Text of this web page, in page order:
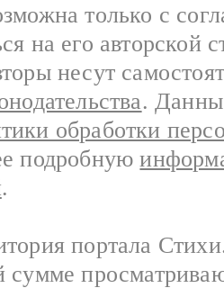
только с
на его авторской
несут
.
обработки
подробную
.
портала
сумме